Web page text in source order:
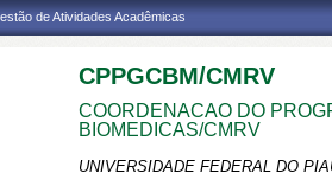
de Atividades Acadêmicas
CPPGCBM/CMRV
COORDENACAO DO
BIOMEDICAS/CMRV
UNIVERSIDADE FEDERAL DO